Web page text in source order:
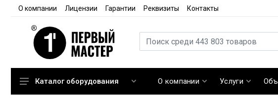
О компании Лицензии Гарантии Реквизиты Контакты
Каталог оборудования О компании Услуги